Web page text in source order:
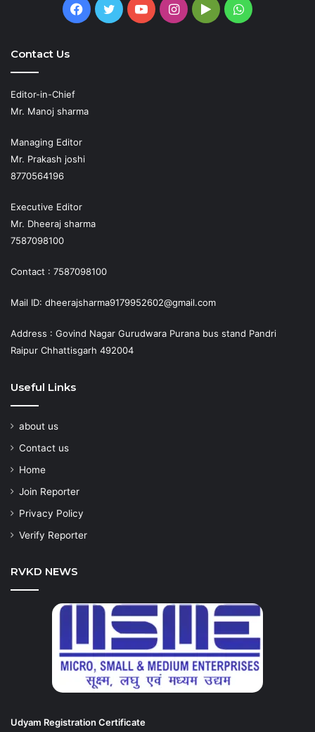
Facebook
TwitterYouTubeInstagram
GoogleWhatsApp
Contact Us
Editor-in-Chief
Mr. Manoj sharma
Managing Editor
Mr. Prakash joshi
8770564196
Executive Editor
Mr. Dheeraj sharma
7587098100
Contact : 7587098100
Mail ID: dheerajsharma9179952602@gmail.com
Address : Govind Nagar Gurudwara Purana bus stand Pandri
Raipur Chhattisgarh 492004
Useful Links
about us
Contact us
Home
Join Reporter
Privacy Policy
Verify Reporter
RVKD NEWS
Udyam Registration Certificate